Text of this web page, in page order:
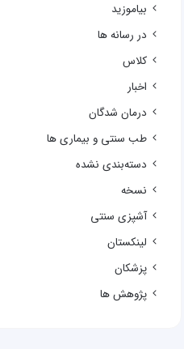
بیاموزید
در رسانه ها
کلاس
اخبار
درمان شدگان
طب سنتی و بیماری ها
دسته‌بندی نشده
نسخه
آشپزی سنتی
لینکستان
پزشکان
پژوهش ها